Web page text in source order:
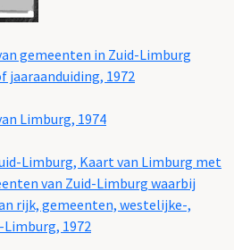
gemeenten in Zuid-Limburg
jaaraanduiding, 1972
Limburg, 1974
Limburg, Kaart van Limburg met
van Zuid-Limburg waarbij
rijk, gemeenten, westelijke-,
1972